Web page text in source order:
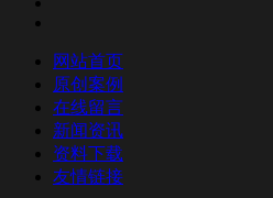
网站首页
原创案例
在线留言
新闻资讯
资料下载
友情链接